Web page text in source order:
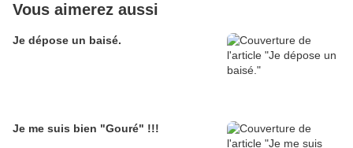
Vous aimerez aussi
Je dépose un baisé.
Je me suis bien "Gouré" !!!